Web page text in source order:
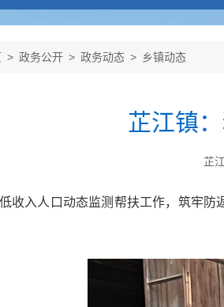
> 政务公开 > 政务动态 > 乡镇动态
芷江镇
芷
收入人口动态监测帮扶工作，筑牢